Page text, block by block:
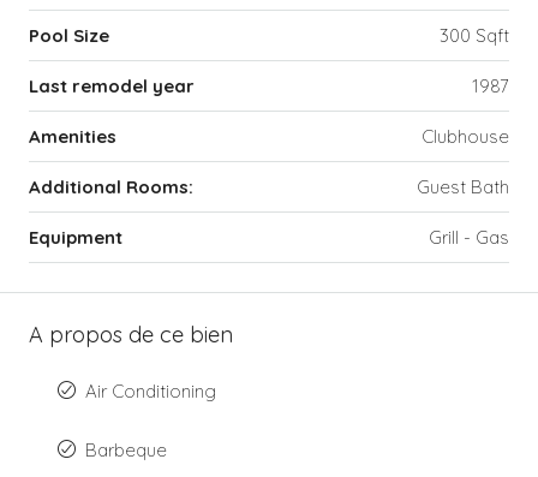
Pool Size 300 Sqft
Last remodel year 1987
Amenities Clubhouse
Additional Rooms: Guest Bath
Equipment Grill - Gas
A propos de ce bien
Air Conditioning
Barbeque